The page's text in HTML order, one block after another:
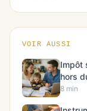
VOIR AUSSI
Impôt
hors
8 min